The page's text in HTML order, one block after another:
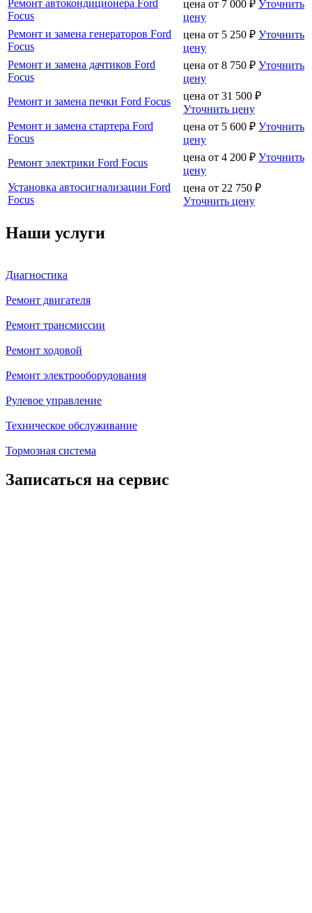
Ремонт автокондиционера Ford
Focus
цена от 7 000 ₽ Уточнить
цену
Ремонт и замена генераторов Ford
Focus
цена от 5 250 ₽ Уточнить
цену
Ремонт и замена дачтиков Ford
Focus
цена от 8 750 ₽ Уточнить
цену
Ремонт и замена печки Ford Focus
цена от 31 500 ₽
Уточнить цену
Ремонт и замена стартера Ford
Focus
цена от 5 600 ₽ Уточнить
цену
Ремонт электрики Ford Focus
цена от 4 200 ₽ Уточнить
цену
Установка автосигнализации Ford
Focus
цена от 22 750 ₽
Уточнить цену
Наши услуги
Диагностика
Ремонт двигателя
Ремонт трансмиссии
Ремонт ходовой
Ремонт электрооборудования
Рулевое управление
Техническое обслуживание
Тормозная система
Записаться на сервис